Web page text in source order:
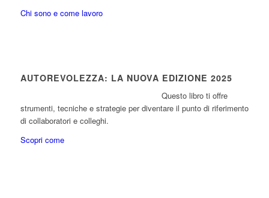
Chi sono e come lavoro
AUTOREVOLEZZA: LA NUOVA EDIZIONE 2025
Questo libro ti offre
strumenti, tecniche e strategie per diventare il punto di riferimento
di collaboratori e colleghi.
Scopri come